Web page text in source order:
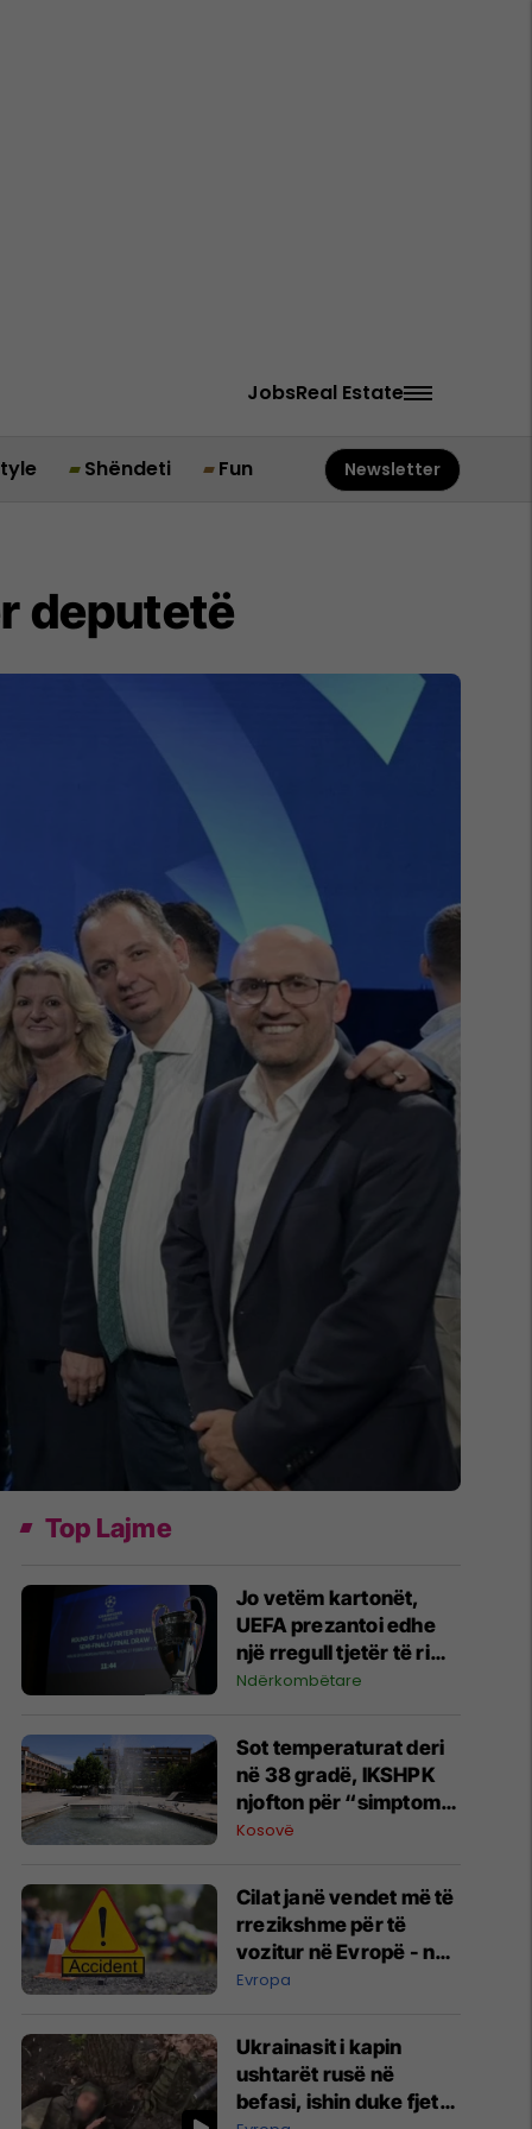
JobsReal Estate
Shëndeti Fun Newsletter
deputetë
Top Lajme
Jo vetëm kartonët,
UEFA prezantoi edhe
një rregull tjetër të ri
për Ligën e
evropiane
Ndërkombëtare
Sot temperaturat deri
në 38 gradë, IKSHPK
njofton për “simptomat
e nxehtësisë”
Kosovë
Cilat janë vendet më të
rrezikshme për të
vozitur në Evropë - në
njërin prej tyre
mërgimtarë
Evropa
Ukrainasit i kapin
ushtarët rusë në
befasi, ishin duke fjetur